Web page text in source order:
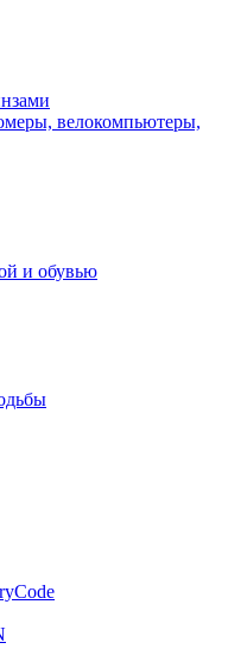
велокомпьютеры,
и обувью